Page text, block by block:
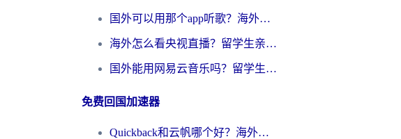
国外可以用那个app听歌？海外党亲测有效的回国加速方案，轻松听国内音乐听书
海外怎么看央视直播？留学生亲测：3步解决版权限制+追剧自由
国外能用网易云音乐吗？留学生亲测：3步解决海外听歌难题
免费回国加速器
Quickback和云帆哪个好？海外党2026亲测指南：选对加速器大陆工具，无缝刷国内剧玩国服